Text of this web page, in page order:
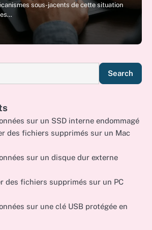
sous-jacents de cette situation
Search
sur un SSD interne endommagé
des fichiers supprimés sur un Mac
sur un disque dur externe
des fichiers supprimés sur un PC
sur une clé USB protégée en